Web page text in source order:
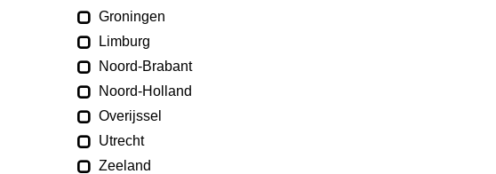
Groningen
Limburg
Noord-Brabant
Noord-Holland
Overijssel
Utrecht
Zeeland